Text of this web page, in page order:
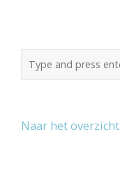
Naar het overzicht